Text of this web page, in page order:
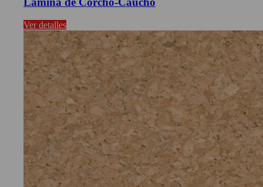
Ver detalles